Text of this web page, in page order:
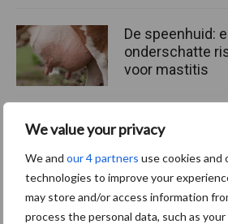
We value your privacy
We and our 4 partners use cookies and
technologies to improve your
may store and/or access information
process the personal data, such as your
De speenhuid:
onderschatte
voor mastitis
ForFarmers ziet
marktaandeel
krimpende
markt